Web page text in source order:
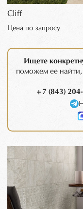
Cliff
Цена по запросу
Ищете
поможем ее
+7 (843)